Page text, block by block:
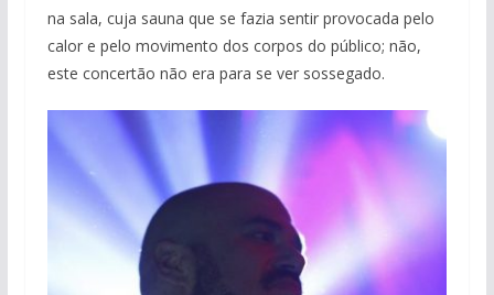
na sala, cuja sauna que se fazia sentir provocada pelo
calor e pelo movimento dos corpos do público; não,
este concertão não era para se ver sossegado.